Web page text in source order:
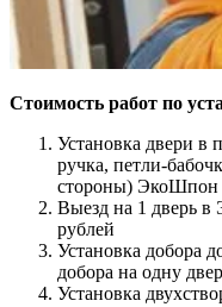
Стоимость работ по
Установка двери в
ручка, петли-
стороны) ЭкоШпон
Выезд на 1 дверь
рублей
Установка добора
добора на одну
Установка